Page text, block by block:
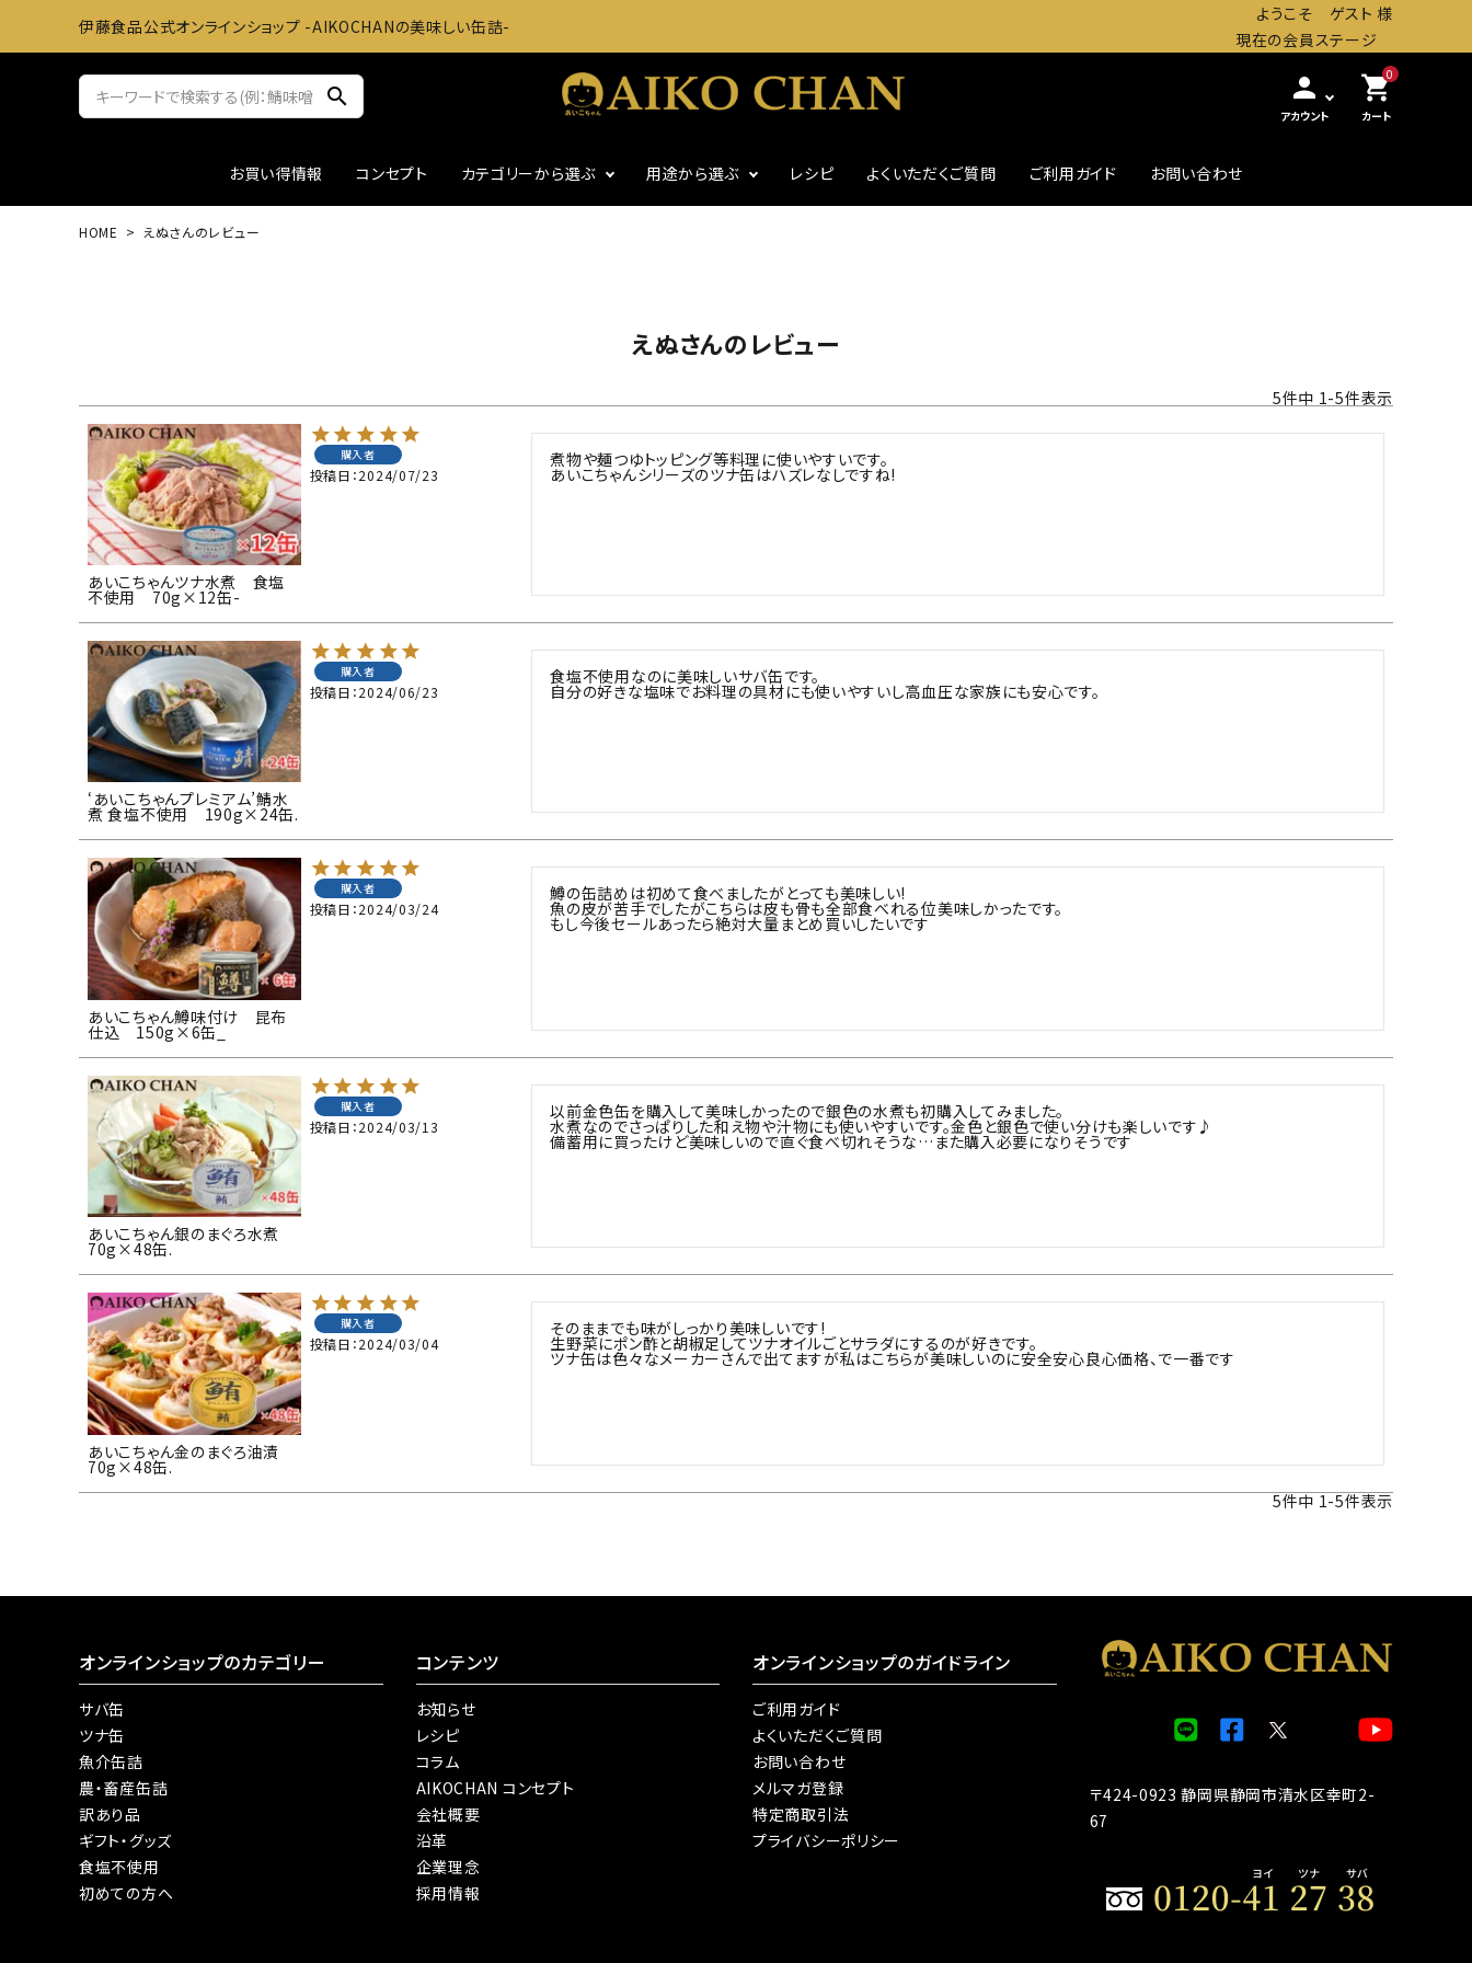
伊藤食品公式オンラインショップ -AIKOCHANの美味しい缶詰-
ようこそ ゲスト 様
現在の会員ステージ
search person
アカウント
0
shopping_cart
カート
お買い得情報 コンセプト カテゴリーから選ぶ
食塩不使用
用途から選ぶ
ギフト
レシピ よくいただくご質問 ご利用ガイド お問い合わせ
HOME えぬさんのレビュー
えぬさんのレビュー
5件中 1-5件表示
あいこちゃんツナ水煮 食塩
不使用 70g×12缶-
購入者
投稿日 2024/07/23
煮物や麺つゆトッピング等料理に使いやすいです。
あいこちゃんシリーズのツナ缶はハズレなしですね!
‘あいこちゃんプレミアム’鯖水
煮 食塩不使用 190g×24缶.
購入者
投稿日 2024/06/23
食塩不使用なのに美味しいサバ缶です。
自分の好きな塩味でお料理の具材にも使いやすいし高血圧な家族にも安心です。
あいこちゃん鱒味付け 昆布
仕込 150g×6缶_
購入者
投稿日 2024/03/24
鱒の缶詰めは初めて食べましたがとっても美味しい!
魚の皮が苦手でしたがこちらは皮も骨も全部食べれる位美味しかったです。
もし今後セールあったら絶対大量まとめ買いしたいです
あいこちゃん銀のまぐろ水煮
70g×48缶.
購入者
投稿日 2024/03/13
以前金色缶を購入して美味しかったので銀色の水煮も初購入してみました。
水煮なのでさっぱりした和え物や汁物にも使いやすいです。金色と銀色で使い分けも楽しいです♪
備蓄用に買ったけど美味しいので直ぐ食べ切れそうな…また購入必要になりそうです
あいこちゃん金のまぐろ油漬
70g×48缶.
購入者
投稿日 2024/03/04
そのままでも味がしっかり美味しいです!
生野菜にポン酢と胡椒足してツナオイルごとサラダにするのが好きです。
ツナ缶は色々なメーカーさんで出てますが私はこちらが美味しいのに安全安心良心価格、で一番です
5件中1-5件表示
オンラインショップのカテゴリー
サバ缶
ツナ缶
魚介缶詰
農・畜産缶詰
訳あり品
ギフト・グッズ
食塩不使用
初めての方へ
コンテンツ
お知らせ
レシピ
コラム
AIKOCHAN コンセプト
会社概要
沿革
企業理念
採用情報
オンラインショップのガイドライン
ご利用ガイド
よくいただくご質問
お問い合わせ
メルマガ登録
特定商取引法
プライバシーポリシー
〒424-0923 静岡県静岡市清水区幸町2-
67